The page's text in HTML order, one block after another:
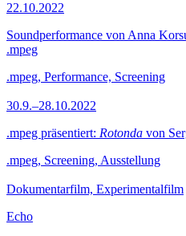
22.10.2022
Soundperformance von Anna
.mpeg
.mpeg, Performance, Screening
30.9.–28.10.2022
.mpeg präsentiert: Rotonda von
.mpeg, Screening, Ausstellung
Dokumentarfilm, Experimentalfilm
Echo